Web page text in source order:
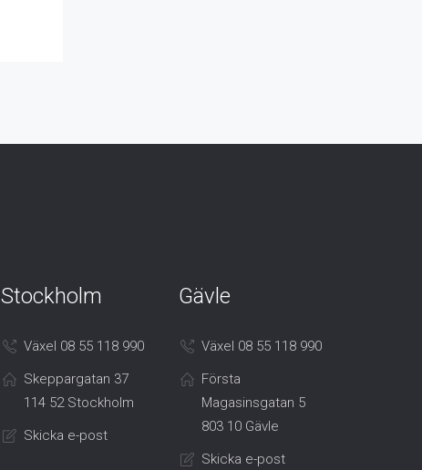
Stockholm
Växel 08 55 118 990
Skeppargatan 37
114 52 Stockholm
Skicka e-post
Gävle
Växel 08 55 118 990
Första
Magasinsgatan 5
803 10 Gävle
Skicka e-post